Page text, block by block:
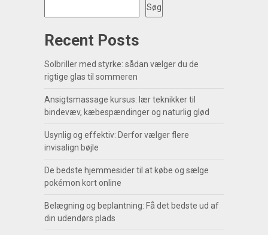
Søg
Recent Posts
Solbriller med styrke: sådan vælger du de
rigtige glas til sommeren
Ansigtsmassage kursus: lær teknikker til
bindevæv, kæbespændinger og naturlig glød
Usynlig og effektiv: Derfor vælger flere
invisalign bøjle
De bedste hjemmesider til at købe og sælge
pokémon kort online
Belægning og beplantning: Få det bedste ud af
din udendørs plads